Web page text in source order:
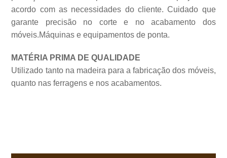
acordo com as necessidades do cliente. Cuidado que
garante precisão no corte e no acabamento dos
móveis.Máquinas e equipamentos de ponta.
MATÉRIA PRIMA DE QUALIDADE
Utilizado tanto na madeira para a fabricação dos móveis,
quanto nas ferragens e nos acabamentos.